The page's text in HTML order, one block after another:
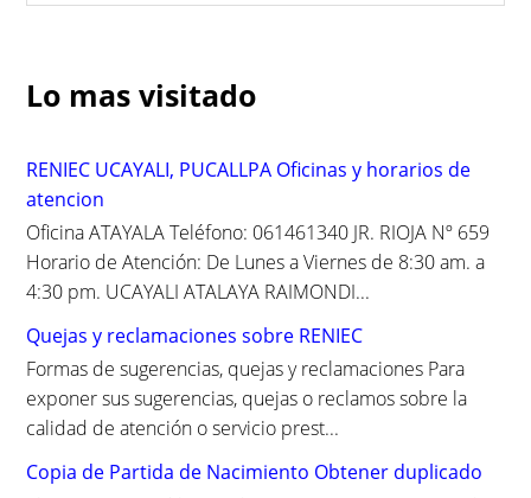
c
h
o
r
:
Lo mas visitado
RENIEC UCAYALI, PUCALLPA Oficinas y horarios de
atencion
Oficina ATAYALA Teléfono: 061461340 JR. RIOJA Nº 659
Horario de Atención: De Lunes a Viernes de 8:30 am. a
4:30 pm. UCAYALI ATALAYA RAIMONDI...
Quejas y reclamaciones sobre RENIEC
Formas de sugerencias, quejas y reclamaciones Para
exponer sus sugerencias, quejas o reclamos sobre la
calidad de atención o servicio prest...
Copia de Partida de Nacimiento Obtener duplicado